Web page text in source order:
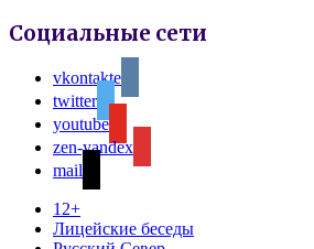
Социальные сети
vkontakte
twitter
youtube
zen-yandex
mail
12+
Лицейские беседы